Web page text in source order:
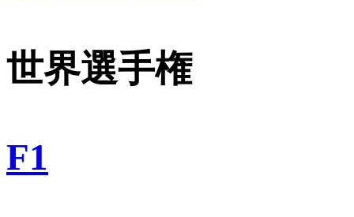
世界選手権
F1